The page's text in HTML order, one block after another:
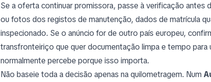
Se a oferta continuar promissora, passe à verificação antes
ou fotos dos registos de manutenção, dados de matrícula
inspecionado. Se o anúncio for de outro país europeu,
transfronteiriço que quer documentação limpa e tempo
normalmente percebe porque isso importa.
Não baseie toda a decisão apenas na quilometragem. Num